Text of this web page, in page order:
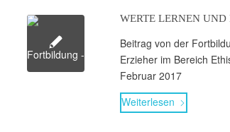
WERTE LERNEN
Beitrag von der
Erzieher im Bereich
Februar 2017
Weiter­lesen